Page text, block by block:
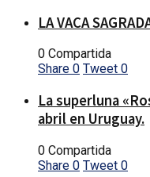
LA VACA
0 Compartida
Share 0 Tweet 0
La superluna
abril en Uruguay.
0 Compartida
Share 0 Tweet 0